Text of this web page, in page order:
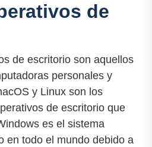
de
de escritorio son aquellos
personales y
y Linux son los
de escritorio que
es el sistema
en todo el mundo debido a